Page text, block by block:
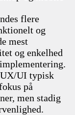
flere
og
mest
og enkelhed
UI typisk
på
men stadig